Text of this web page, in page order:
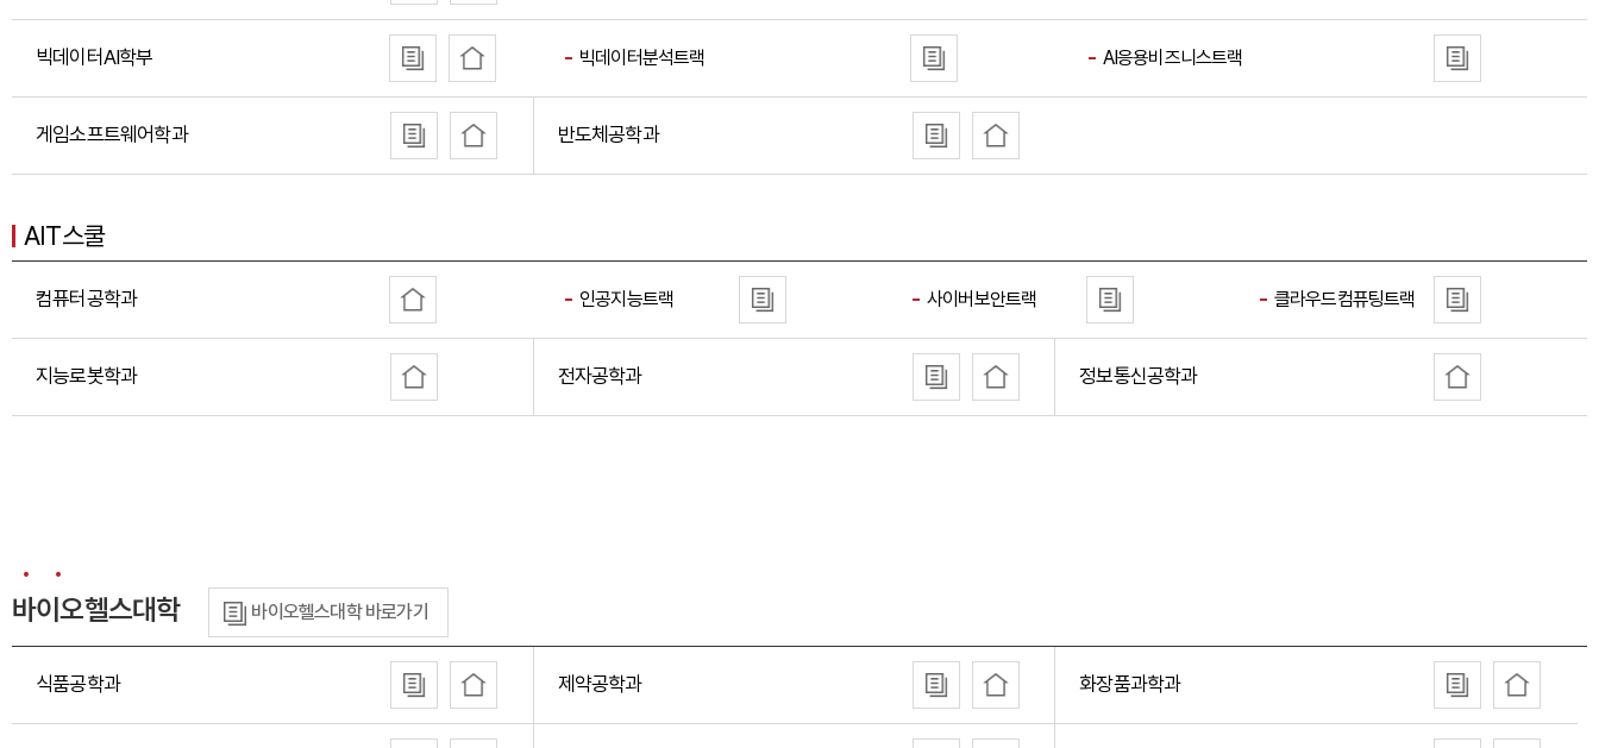
빅데이터AI학부 빅데이터분석트랙 AI응용비즈니스트랙
게임소프트웨어학과 반도체공학과
AIT스쿨
컴퓨터공학과 인공지능트랙 사이버보안트랙 클라우드컴퓨팅트랙
지능로봇학과 전자공학과 정보통신공학과
바이오헬스대학 바이오헬스대학 바로가기
식품공학과 제약공학과 화장품과학과